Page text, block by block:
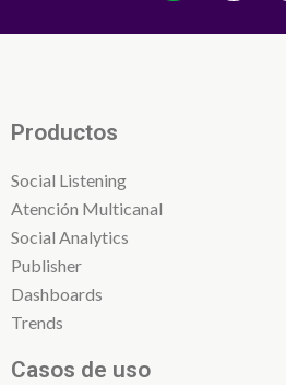
Productos
Social Listening
Atención Multicanal
Social Analytics
Publisher
Dashboards
Trends
Casos de uso